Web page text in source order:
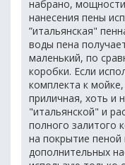
набрано,
нанесения пены
”итальянская"
воды пена
маленький, по
коробки. Если
комплекта к
приличная, хоть и
"итальянской" и
полного залитого
на покрытие
дополнительных